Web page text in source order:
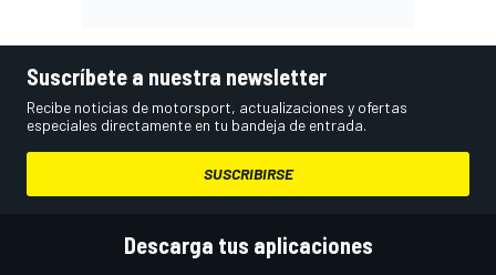
Suscríbete a nuestra newsletter
Recibe noticias de motorsport, actualizaciones y ofertas
especiales directamente en tu bandeja de entrada.
SUSCRIBIRSE
Descarga tus aplicaciones